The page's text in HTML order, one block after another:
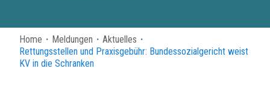
Home ・ Meldungen ・ Aktuelles ・
Rettungsstellen und Praxisgebühr: Bundessozialgericht weist
KV in die Schranken